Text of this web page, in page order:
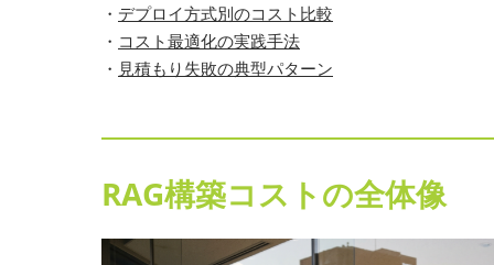
・ デプロイ方式別のコスト比較
・ コスト最適化の実践手法
・ 見積もり失敗の典型パターン
RAG構築コストの全体像